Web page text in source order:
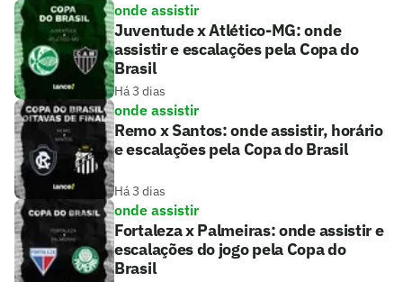
onde assistir
Juventude x Atlético-MG: onde
assistir e escalações pela Copa do
Brasil
Há 3 dias
onde assistir
Remo x Santos: onde assistir, horário
e escalações pela Copa do Brasil
Há 3 dias
onde assistir
Fortaleza x Palmeiras: onde assistir e
escalações do jogo pela Copa do
Brasil